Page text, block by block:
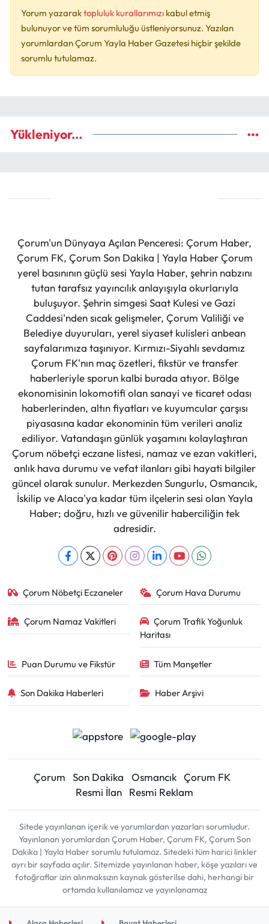
Yorum yazaraktopluluk kurallarımızı kabul etmiş
bulunuyor ve tüm sorumluluğu üstleniyorsunuz. Yazılan
yorumlardan Çorum Yayla Haber Gazetesi hiçbir şekilde
sorumlu tutulamaz.
Yükleniyor...
Çorum'un Dünyaya Açılan Penceresi: Çorum Haber,
Çorum FK, Çorum Son Dakika | Yayla Haber Çorum
yerel basınının güçlü sesi Yayla Haber, şehrin nabzını
tutan tarafsız yayıncılık anlayışıyla okurlarıyla
buluşuyor. Şehrin simgesi Saat Kulesi ve Gazi
Caddesi'nden sıcak gelişmeler, Çorum Valiliği ve
Belediye duyuruları, yerel siyaset kulisleri anbean
sayfalarımıza taşınıyor. Kırmızı-Siyahlı sevdamız
Çorum FK'nın maç özetleri, fikstür ve transfer
haberleriyle sporun kalbi burada atıyor. Bölge
ekonomisinin lokomotifi olan sanayi ve ticaret odası
haberlerinden, altın fiyatları ve kuyumcular çarşısı
piyasasına kadar ekonominin tüm verileri analiz
ediliyor. Vatandaşın günlük yaşamını kolaylaştıran
Çorum nöbetçi eczane listesi, namaz ve ezan vakitleri,
anlık hava durumu ve vefat ilanları gibi hayati bilgiler
güncel olarak sunulur. Merkezden Sungurlu, Osmancık,
İskilip ve Alaca'ya kadar tüm ilçelerin sesi olan Yayla
Haber; doğru, hızlı ve güvenilir haberciliğin tek
adresidir.
Çorum Nöbetçi Eczaneler Çorum Hava Durumu
Çorum Namaz Vakitleri
Çorum Trafik Yoğunluk
Haritası
Puan Durumu ve Fikstür Tüm Manşetler
Son Dakika Haberleri Haber Arşivi
Çorum Son Dakika Osmancık Çorum FK
Resmi İlan
Resmi Reklam
Sitede yayınlanan içerik ve yorumlardan yazarları sorumludur.
Yayınlanan yorumlardan Çorum Haber, Çorum FK, Çorum Son
Dakika | Yayla Haber sorumlu tutulamaz. Sitedeki tüm harici linkler
ayrı bir sayfada açılır. Sitemizde yayınlanan haber, köşe yazıları ve
fotoğraflar izin alınmaksızın kaynak gösterilse dahi, herhangi bir
ortamda kullanılamaz ve yayınlanamaz